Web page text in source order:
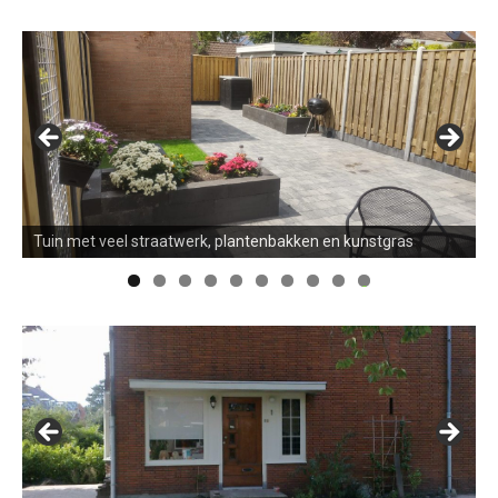
Tuin met veel straatwerk, plantenbakken en kunstgras
0